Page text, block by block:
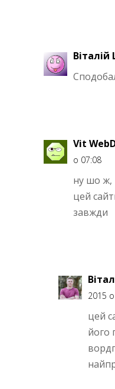
Вiталiй
Vit
о 07:08
ну шо ж,
цей
завжди
2015
цей
його